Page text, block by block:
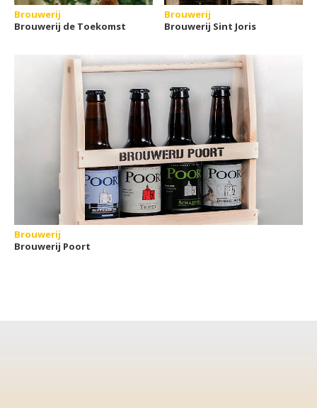
Brouwerij
Brouwerij de Toekomst
Brouwerij
Brouwerij Sint Joris
Brouwerij
Brouwerij Poort